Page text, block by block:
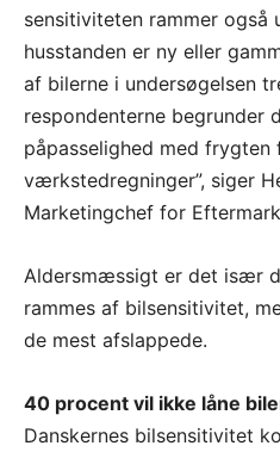
sensitiviteten rammer også
husstanden er ny eller
af bilerne i undersøgelsen
respondenterne begrunder
påpasselighed med frygten
værkstedregninger”, siger
Marketingchef for
Aldersmæssigt er det især
rammes af bilsensitivitet,
de mest afslappede.
40 procent vil ikke låne
Danskernes bilsensitivitet